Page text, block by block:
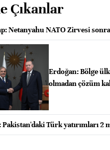
Çıkanlar
Netanyahu NATO Zirvesi
Erdoğan: Bölge
olmadan çözüm
Pakistan'daki Türk yatırımları 2